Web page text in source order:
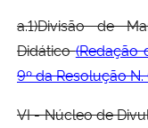
a.1)Divisão de
Didático(Redação
9º da Resolução
VI - Núcleo de